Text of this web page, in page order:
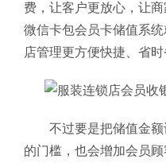
费，让客户更放心，让
微信卡包会员卡储值系
店管理更方便快捷、省时
不过要是把储值金
的门槛，也会增加会员